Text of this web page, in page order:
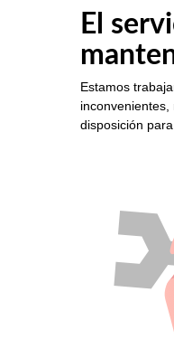
El
Estamos
inconvenientes,
disposición